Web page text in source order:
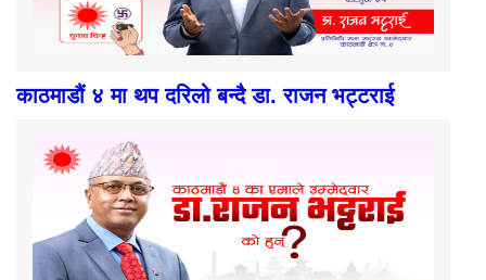
काठमाडौं ४ मा थप दरिलो बन्दै डा. राजन भट्टराई